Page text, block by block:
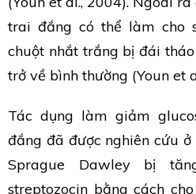
trai đắng có thể làm cho
chuột nhắt trắng bị đái
trở về bình thường (Youn et
Tác dụng làm giảm
đắng đã được nghiên cứu
Sprague Dawley bị
streptozocin bằng cách